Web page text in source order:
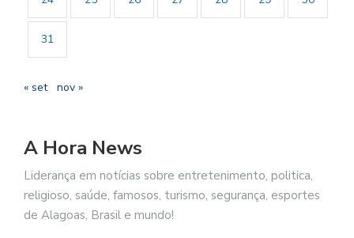
31
« set nov »
A Hora News
Liderança em notícias sobre entretenimento, politica,
religioso, saúde, famosos, turismo, segurança, esportes
de Alagoas, Brasil e mundo!